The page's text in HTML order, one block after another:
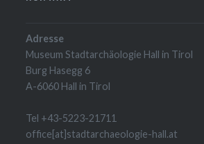
Adresse
Museum Stadtarchäologie Hall in Tirol
Burg Hasegg 6
A-6060 Hall in Tirol
Tel +43-5223-21711
office[at]stadtarchaeologie-hall.at